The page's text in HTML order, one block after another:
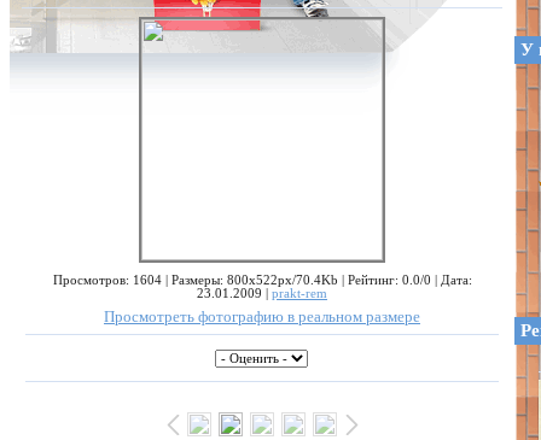
Просмотров: 1604 | Размеры: 800x522px/70.4Kb | Рейтинг: 0.0/0 | Дата:
23.01.2009 | prakt-rem
Просмотреть фотографию в реальном размере
У